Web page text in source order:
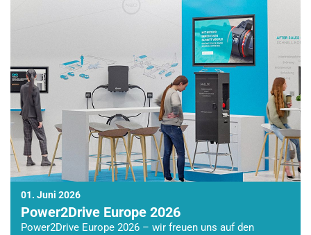
01. Juni 2026
Power2Drive Europe 2026
Power2Drive Europe 2026 – wir freuen uns auf den